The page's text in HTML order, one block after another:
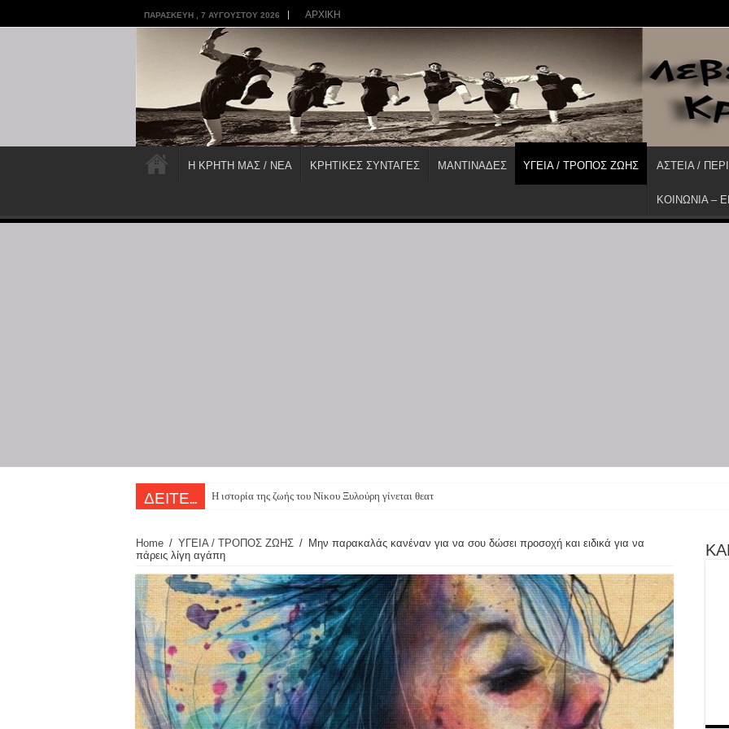
ΠΑΡΑΣΚΕΥΉ , 7 ΑΥΓΟΎΣΤΟΥ 2026 ΑΡΧΙΚΗ
Η ΚΡΗΤΗ ΜΑΣ / ΝΕΑ ΚΡΗΤΙΚΕΣ ΣΥΝΤΑΓΕΣ ΜΑΝΤΙΝΑΔΕΣ ΥΓΕΙΑ / ΤΡΟΠΟΣ ΖΩΗΣ ΑΣΤΕΙΑ /
ΚΟΙΝΩΝΙΑ –
ΔΕΙΤΕ... Η ιστορία της ζωής του Νίκου Ξυλούρη γίνεται θεατρική παράστ
Home / ΥΓΕΙΑ / ΤΡΟΠΟΣ ΖΩΗΣ / Μην παρακαλάς κανέναν για να σου δώσει προσοχή και ειδικά για να
πάρεις λίγη αγάπη